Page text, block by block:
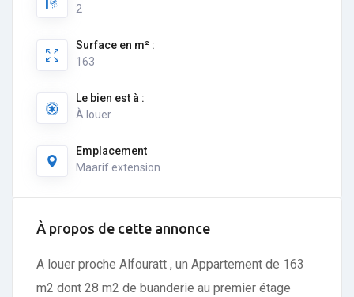
2
Surface en m² :
163
Le bien est à :
À louer
Emplacement
Maarif extension
À propos de cette annonce
A louer proche Alfouratt , un Appartement de 163
m2 dont 28 m2 de buanderie au premier étage